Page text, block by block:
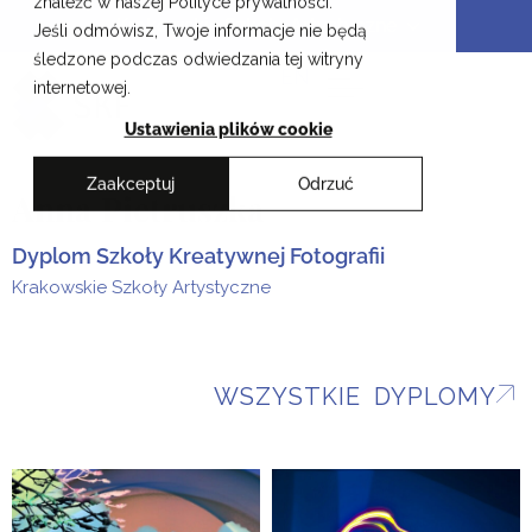
Jeśli odmówisz, Twoje informacje nie będą
śledzone podczas odwiedzania tej witryny
internetowej.
Ustawienia plików cookie
Zaakceptuj Odrzuć
Przejdź
treści
Krakowskie Szkoły Artystyczne
EN
Anna Pietruszka
Dyplom Szkoły Kreatywnej Fotografii
Krakowskie Szkoły Artystyczne
WSZYSTKIE DYPLOMY